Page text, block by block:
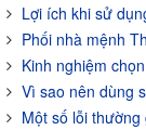
Lợi ích khi sử
Phối nhà mệnh
Kinh nghiệm
Vì sao nên dùng
Một số lỗi